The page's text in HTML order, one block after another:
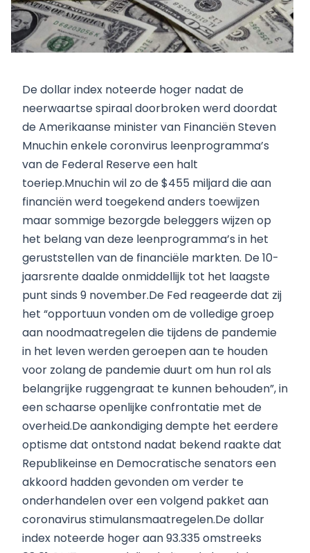
De dollar index noteerde hoger nadat de
neerwaartse spiraal doorbroken werd doordat
de Amerikaanse minister van Financiën Steven
Mnuchin enkele coronvirus leenprogramma’s
van de Federal Reserve een halt
toeriep.Mnuchin wil zo de $455 miljard die aan
financiën werd toegekend anders toewijzen
maar sommige bezorgde beleggers wijzen op
het belang van deze leenprogramma’s in het
geruststellen van de financiële markten. De 10-
jaarsrente daalde onmiddellijk tot het laagste
punt sinds 9 november.De Fed reageerde dat zij
het “opportuun vonden om de volledige groep
aan noodmaatregelen die tijdens de pandemie
in het leven werden geroepen aan te houden
voor zolang de pandemie duurt om hun rol als
belangrijke ruggengraat te kunnen behouden”, in
een schaarse openlijke confrontatie met de
overheid.De aankondiging dempte het eerdere
optisme dat ontstond nadat bekend raakte dat
Republikeinse en Democratische senators een
akkoord hadden gevonden om verder te
onderhandelen over een volgend pakket aan
coronavirus stimulansmaatregelen.De dollar
index noteerde hoger aan 93.335 omstreeks